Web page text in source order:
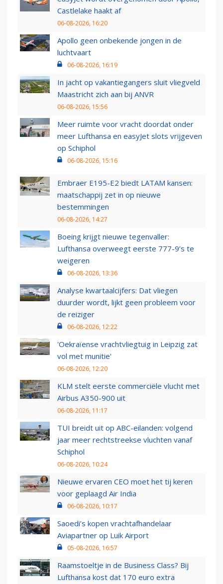
Castlelake haakt af
06-08-2026, 16:20
Apollo geen onbekende jongen in de
luchtvaart
06-08-2026, 16:19
In jacht op vakantiegangers sluit vliegveld
Maastricht zich aan bij ANVR
06-08-2026, 15:56
Meer ruimte voor vracht doordat onder
meer Lufthansa en easyJet slots vrijgeven
op Schiphol
06-08-2026, 15:16
Embraer E195-E2 biedt LATAM kansen:
maatschappij zet in op nieuwe
bestemmingen
06-08-2026, 14:27
Boeing krijgt nieuwe tegenvaller:
Lufthansa overweegt eerste 777-9’s te
weigeren
06-08-2026, 13:36
Analyse kwartaalcijfers: Dat vliegen
duurder wordt, lijkt geen probleem voor
de reiziger
06-08-2026, 12:22
'Oekraïense vrachtvliegtuig in Leipzig zat
vol met munitie'
06-08-2026, 12:20
KLM stelt eerste commerciële vlucht met
Airbus A350-900 uit
06-08-2026, 11:17
TUI breidt uit op ABC-eilanden: volgend
jaar meer rechtstreekse vluchten vanaf
Schiphol
06-08-2026, 10:24
Nieuwe ervaren CEO moet het tij keren
voor geplaagd Air India
06-08-2026, 10:17
Saoedi’s kopen vrachtafhandelaar
Aviapartner op Luik Airport
05-08-2026, 16:57
Raamstoeltje in de Business Class? Bij
Lufthansa kost dat 170 euro extra